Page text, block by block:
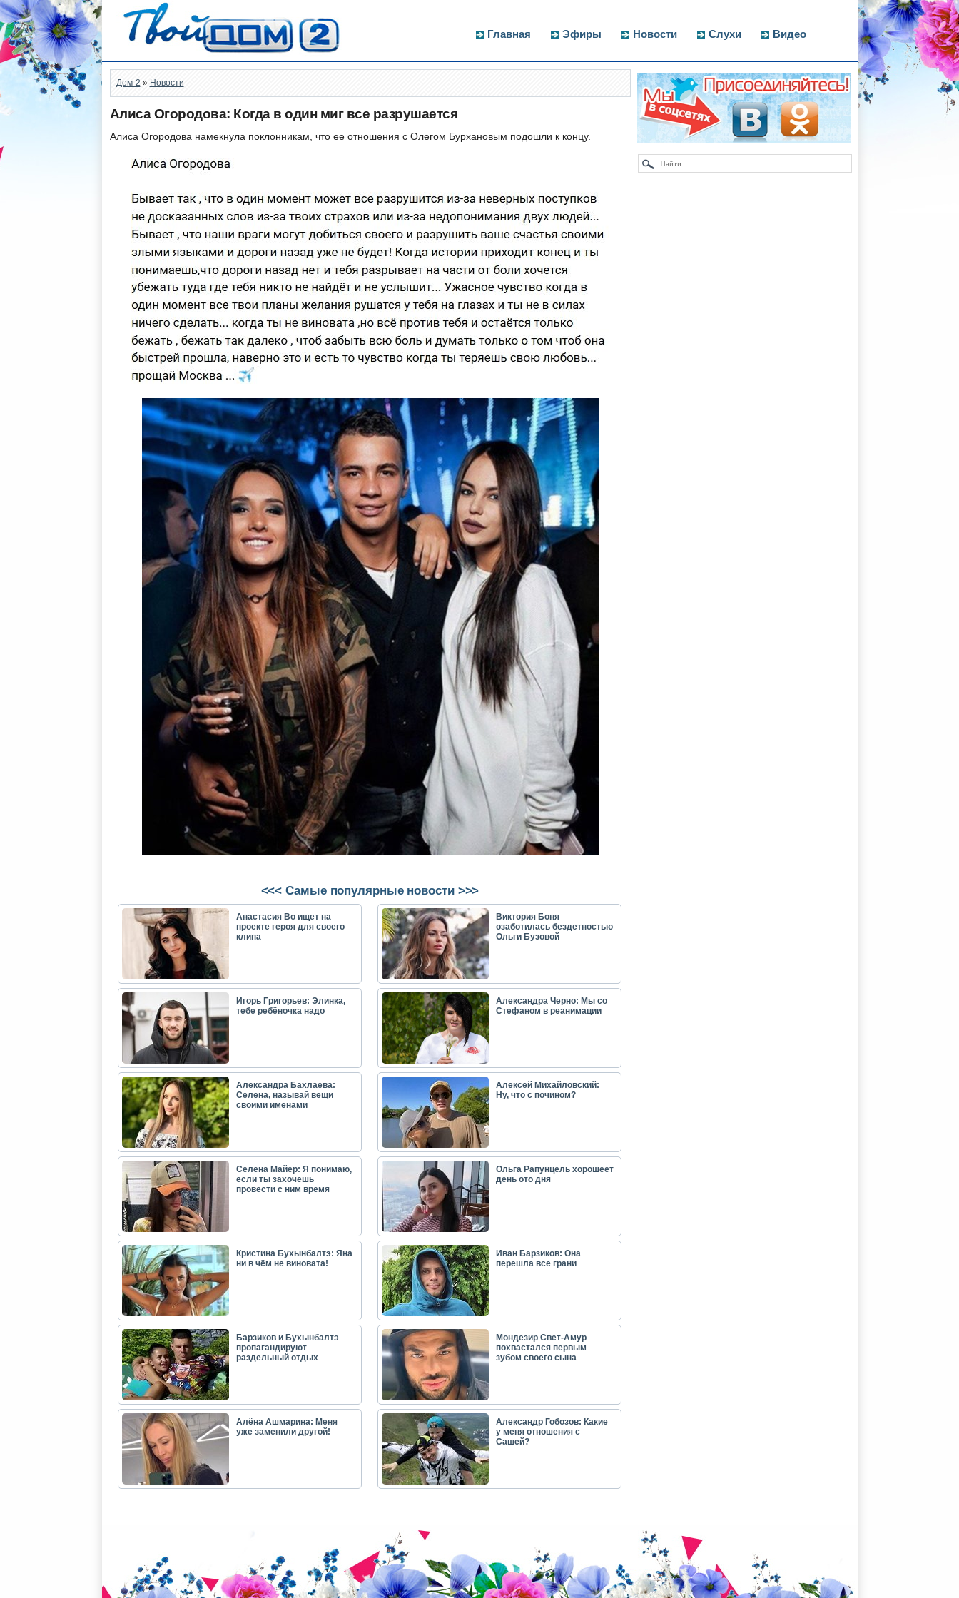
Главная Эфиры Новости Слухи Видео
Дом-2 » Новости
Алиса Огородова: Когда в один миг все разрушается
Алиса Огородова намекнула поклонникам, что ее отношения с Олегом Бурхановым подошли к концу.
<<< Самые популярные новости >>>
Анастасия Во ищет на
проекте героя для своего
клипа
Виктория Боня
озаботилась бездетностью
Ольги Бузовой
Игорь Григорьев: Элинка,
тебе ребёночка надо
Александра Черно: Мы со
Стефаном в реанимации
Александра Бахлаева:
Селена, называй вещи
своими именами
Алексей Михайловский:
Ну, что с почином?
Селена Майер: Я понимаю,
если ты захочешь
провести с ним время
Ольга Рапунцель хорошеет
день ото дня
Кристина Бухынбалтэ: Яна
ни в чём не виновата!
Иван Барзиков: Она
перешла все грани
Барзиков и Бухынбалтэ
пропагандируют
раздельный отдых
Мондезир Свет-Амур
похвастался первым
зубом своего сына
Алёна Ашмарина: Меня
уже заменили другой!
Александр Гобозов: Какие
у меня отношения с
Сашей?